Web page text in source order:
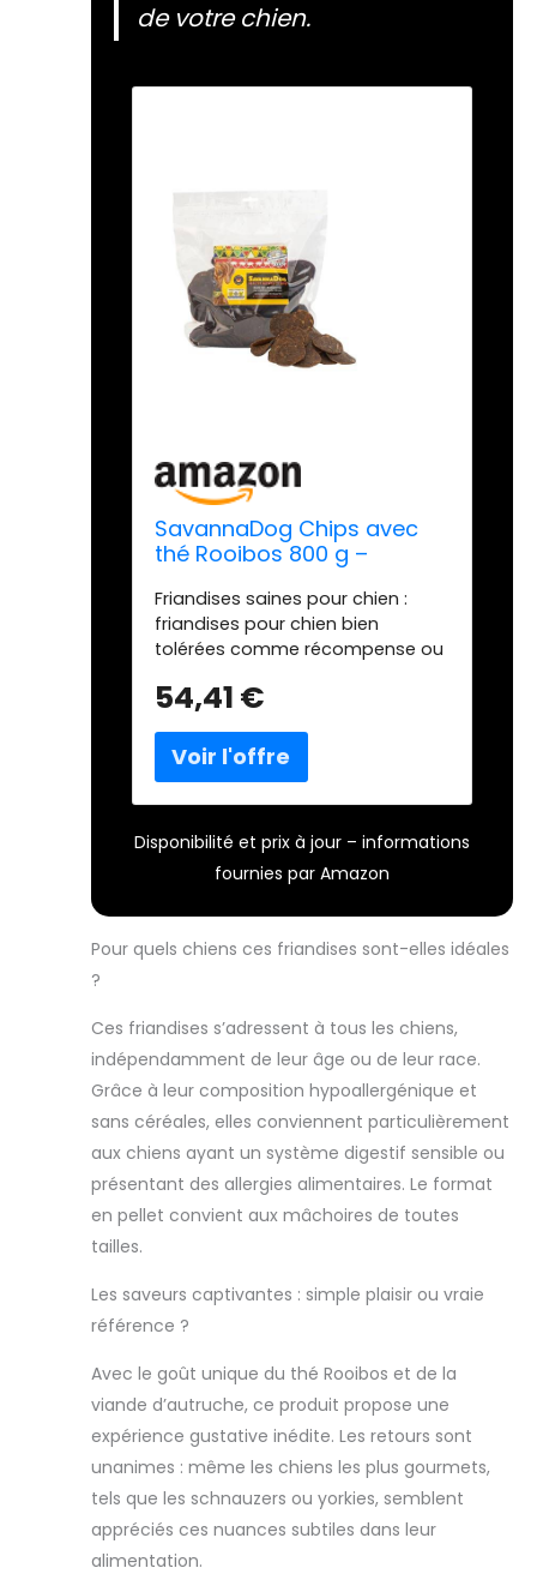
de votre chien.
SavannaDog Chips avec
thé Rooibos 800 g –
céréales et
hypoallergéniques,
friandises pour chiens
avec viande d'autruche,
friandises pour chien avec
fibres précieuses
Friandises saines pour chien :
friandises pour chien bien
tolérées comme récompense ou
proportion de viande d'autruche.
contiennent de nombreux
minéraux précieux, des fibres et
des antioxydants naturels
compagnie avec tous les chiens
délicieux : en achetant ces
compagnie dans les régions
contribution qui va au-delà du
plaisir et profite aux animaux
Friandises pour chien sans
céréales : friandises à mâcher
hypoallergéniques et faibles en
gras pour chiens sans céréales.
Ainsi, les friandises pour chien
sont parfaites pour les nez à
fourrure avec un estomac
friandises pour chien provient
d'un élevage en plein air
outre, les délicieuses friandises
pour chien sont livrées dans un
emballage recyclable
SAVANNADOG: Délicieuses
friandises pour chien pour tous
les amis à quatre pattes. Nous
sommes synonymes de produits
de qualité supérieure et durables
54,41 €
Disponibilité et prix à jour – informations
fournies par Amazon
Pour quels chiens ces friandises sont-elles idéales
?
Ces friandises s’adressent à tous les chiens,
indépendamment de leur âge ou de leur race.
Grâce à leur composition hypoallergénique et
sans céréales, elles conviennent particulièrement
aux chiens ayant un système digestif sensible ou
présentant des allergies alimentaires. Le format
en pellet convient aux mâchoires de toutes
tailles.
Les saveurs captivantes : simple plaisir ou vraie
référence ?
Avec le goût unique du thé Rooibos et de la
viande d’autruche, ce produit propose une
expérience gustative inédite. Les retours sont
unanimes : même les chiens les plus gourmets,
tels que les schnauzers ou yorkies, semblent
appréciés ces nuances subtiles dans leur
alimentation.